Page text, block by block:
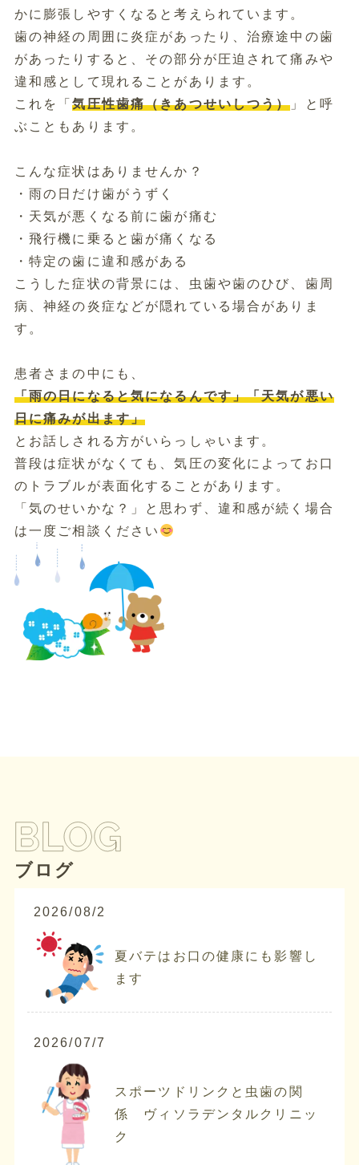
かに膨張しやすくなると考えられています。
歯の神経の周囲に炎症があったり、治療途中の歯
があったりすると、その部分が圧迫されて痛みや
違和感として現れることがあります。
これを「気圧性歯痛（きあつせいしつう） 」と呼
ぶこともあります。
こんな症状はありませんか？
・雨の日だけ歯がうずく
・天気が悪くなる前に歯が痛む
・飛行機に乗ると歯が痛くなる
・特定の歯に違和感がある
こうした症状の背景には、虫歯や歯のひび、歯周
病、神経の炎症などが隠れている場合がありま
す。
患者さまの中にも、
「雨の日になると気になるんです」「天気が悪い
日に痛みが出ます」
とお話しされる方がいらっしゃいます。
普段は症状がなくても、気圧の変化によってお口
のトラブルが表面化することがあります。
「気のせいかな？」と思わず、違和感が続く場合
は一度ご相談ください
ブログ
2026/08/2
夏バテはお口の健康にも影響し
ます
2026/07/7
スポーツドリンクと虫歯の関
係 ヴィソラデンタルクリニッ
ク